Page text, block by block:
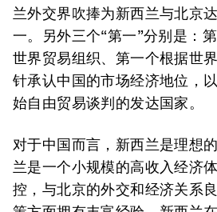
兰外交界吹捧为新西兰与北京
一。另外三个“第一”分别是：
世界贸易组织、第一个根据世
针承认中国的市场经济地位，
始自由贸易谈判的发达国家。
对于中国而言，新西兰是理想
兰是一个小规模的高收入经济
控，与北京的外交和经济关系